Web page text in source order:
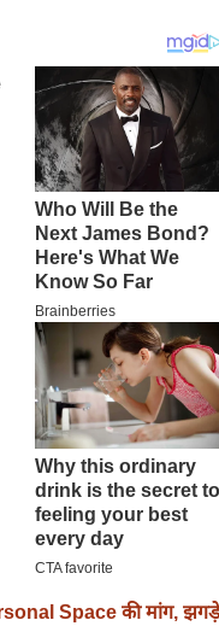
Space की मांग, झगड़े